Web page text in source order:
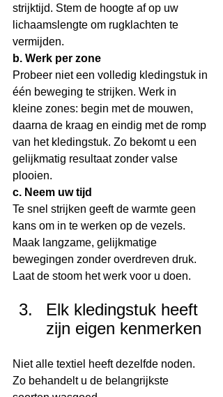
strijktijd. Stem de hoogte af op uw
lichaamslengte om rugklachten te
vermijden.
b. Werk per zone
Probeer niet een volledig kledingstuk in
één beweging te strijken. Werk in
kleine zones: begin met de mouwen,
daarna de kraag en eindig met de romp
van het kledingstuk. Zo bekomt u een
gelijkmatig resultaat zonder valse
plooien.
c. Neem uw tijd
Te snel strijken geeft de warmte geen
kans om in te werken op de vezels.
Maak langzame, gelijkmatige
bewegingen zonder overdreven druk.
Laat de stoom het werk voor u doen.
Elk kledingstuk heeft
zijn eigen kenmerken
Niet alle textiel heeft dezelfde noden.
Zo behandelt u de belangrijkste